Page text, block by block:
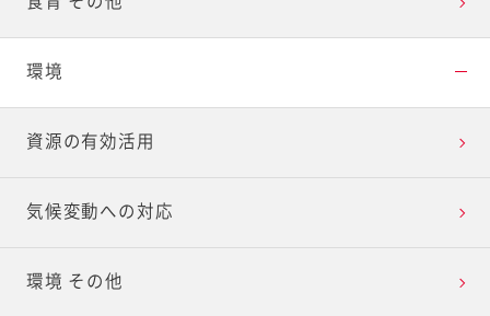
環境
資源の有効活用
気候変動への対応
環境 その他